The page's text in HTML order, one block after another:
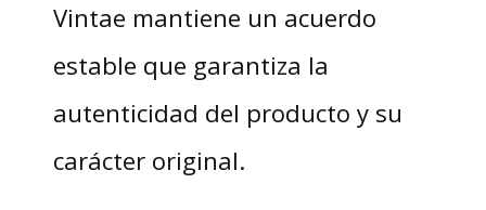
Vintae mantiene un acuerdo
estable que garantiza la
autenticidad del producto y su
carácter original.